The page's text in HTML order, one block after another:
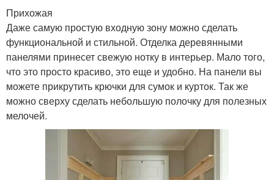
Прихожая
Даже самую простую входную зону можно сделать
функциональной и стильной. Отделка деревянными
панелями принесет свежую нотку в интерьер. Мало того,
что это просто красиво, это еще и удобно. На панели вы
можете прикрутить крючки для сумок и курток. Так же
можно сверху сделать небольшую полочку для полезных
мелочей.